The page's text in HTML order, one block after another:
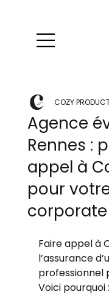
Agence
Rennes :
appel à
pour
corporate
COZY
Faire appel à
l’assurance
Voici pourquoi :